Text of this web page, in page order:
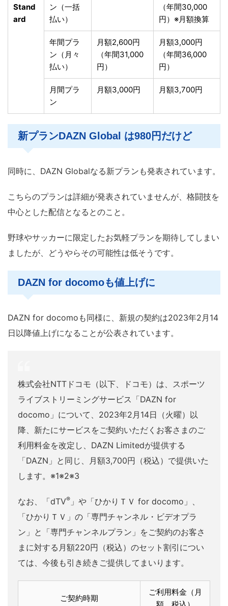
Stand
ard
ン（一括
払い）
（年間30,000
円）※月額換算
年間プラ
ン（月々
払い）
月額2,600円
（年間31,000
円）
月額3,000円
（年間36,000
円）
月間プラ
ン
月額3,000円 月額3,700円
新プランDAZN Global は980円だけど
同時に、DAZN Globalなる新プランも発表されています。
こちらのプランは詳細が発表されていませんが、格闘技を
中心とした配信となるとのこと。
野球やサッカーに限定したお気軽プランを期待してしまい
ましたが、どうやらその可能性は低そうです。
DAZN for docomoも値上げに
DAZN for docomoも同様に、新規の契約は2023年2月14
日以降値上げになることが公表されています。
株式会社NTTドコモ（以下、ドコモ）は、スポーツ
ライブストリーミングサービス「DAZN for
docomo」について、2023年2月14日（火曜）以
降、新たにサービスをご契約いただくお客さまのご
利用料金を改定し、DAZN Limitedが提供する
「DAZN」と同じ、月額3,700円（税込）で提供いた
します。 ※1※2※3
なお、「dTV® 」や「ひかりＴＶ for docomo」、
「ひかりＴＶ」の「専門チャンネル・ビデオプラ
ン」と「専門チャンネルプラン」をご契約のお客さ
まに対する月額220円（税込）のセット割引につい
ては、今後も引き続きご提供してまいります。
ご契約時期
ご利用料金（月
額、税込）